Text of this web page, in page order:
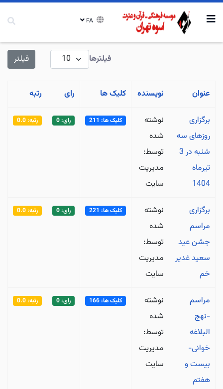
فیلترها نمایش # فیلتر
عنوان نویسنده کلیک ها رای رتبه
برگزاری
روزهای سه
شنبه در 3
تیرماه
1404
نوشته
شده
توسط:
مدیریت
سایت
کلیک ها: 211 رای: 0 رتبه: 0.0
برگزاری
مراسم
جشن عید
سعید غدیر
خم
نوشته
شده
توسط:
مدیریت
سایت
کلیک ها: 221 رای: 0 رتبه: 0.0
مراسم
-نهج
البلاغه
خوانی-
بیست و
هفتم
نوشته
شده
توسط:
مدیریت
سایت
کلیک ها: 166 رای: 0 رتبه: 0.0